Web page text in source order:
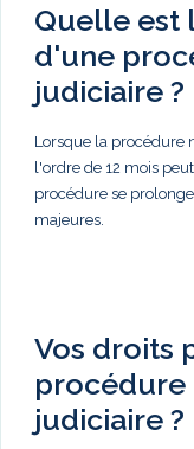
Quelle est
d'une
judiciaire ?
Lorsque la procédure
l'ordre de 12 mois
procédure se
majeures.
Vos droits
procédure
judiciaire ?